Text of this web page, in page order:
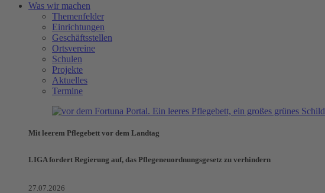
Was wir machen
Themenfelder
Einrichtungen
Geschäftsstellen
Ortsvereine
Schulen
Projekte
Aktuelles
Termine
Mit leerem Pflegebett vor dem Landtag
LIGA fordert Regierung auf, das Pflegeneuordnungsgesetz zu verhindern
27.07.2026